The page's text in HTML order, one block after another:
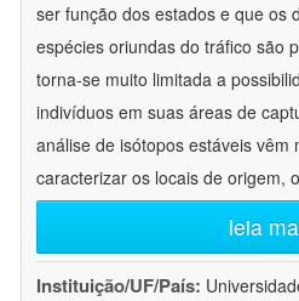
ser função dos estados e que os
espécies oriundas do tráfico são
torna-se muito limitada a
indivíduos em suas áreas de
análise de isótopos estáveis vêm
caracterizar os locais de origem,
leia
Instituição/UF/País: